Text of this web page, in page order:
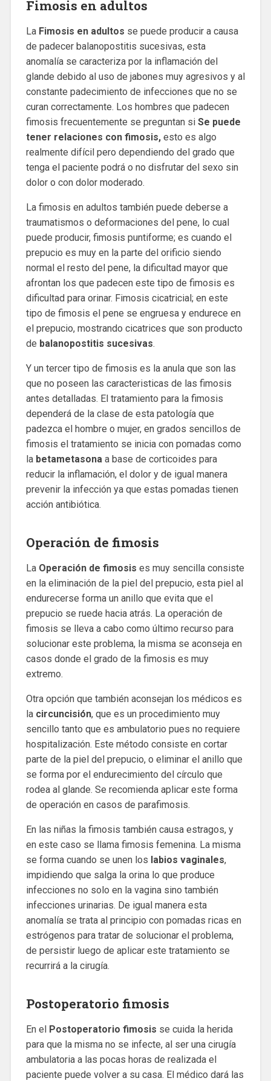
Fimosis en adultos
La Fimosis en adultos se puede producir a causa
de padecer balanopostitis sucesivas, esta
anomalía se caracteriza por la inflamación del
glande debido al uso de jabones muy agresivos y al
constante padecimiento de infecciones que no se
curan correctamente. Los hombres que padecen
fimosis frecuentemente se preguntan si Se puede
tener relaciones con fimosis, esto es algo
realmente difícil pero dependiendo del grado que
tenga el paciente podrá o no disfrutar del sexo sin
dolor o con dolor moderado.
La fimosis en adultos también puede deberse a
traumatismos o deformaciones del pene, lo cual
puede producir, fimosis puntiforme; es cuando el
prepucio es muy en la parte del orificio siendo
normal el resto del pene, la dificultad mayor que
afrontan los que padecen este tipo de fimosis es
dificultad para orinar. Fimosis cicatricial; en este
tipo de fimosis el pene se engruesa y endurece en
el prepucio, mostrando cicatrices que son producto
de balanopostitis sucesivas.
Y un tercer tipo de fimosis es la anula que son las
que no poseen las caracteristicas de las fimosis
antes detalladas. El tratamiento para la fimosis
dependerá de la clase de esta patología que
padezca el hombre o mujer, en grados sencillos de
fimosis el tratamiento se inicia con pomadas como
la betametasona a base de corticoides para
reducir la inflamación, el dolor y de igual manera
prevenir la infección ya que estas pomadas tienen
acción antibiótica.
Operación de fimosis
LaOperación de fimosis es muy sencilla consiste
en la eliminación de la piel del prepucio, esta piel al
endurecerse forma un anillo que evita que el
prepucio se ruede hacia atrás. La operación de
fimosis se lleva a cabo como último recurso para
solucionar este problema, la misma se aconseja en
casos donde el grado de la fimosis es muy
extremo.
Otra opción que también aconsejan los médicos es
la circuncisión, que es un procedimiento muy
sencillo tanto que es ambulatorio pues no requiere
hospitalización. Este método consiste en cortar
parte de la piel del prepucio, o eliminar el anillo que
se forma por el endurecimiento del círculo que
rodea al glande. Se recomienda aplicar este forma
de operación en casos de parafimosis.
En las niñas la fimosis también causa estragos, y
en este caso se llama fimosis femenina. La misma
se forma cuando se unen los labios vaginales,
impidiendo que salga la orina lo que produce
infecciones no solo en la vagina sino también
infecciones urinarias. De igual manera esta
anomalía se trata al principio con pomadas ricas en
estrógenos para tratar de solucionar el problema,
de persistir luego de aplicar este tratamiento se
recurrirá a la cirugía.
Postoperatorio fimosis
En el Postoperatorio fimosis se cuida la herida
para que la misma no se infecte, al ser una cirugía
ambulatoria a las pocas horas de realizada el
paciente puede volver a su casa. El médico dará las